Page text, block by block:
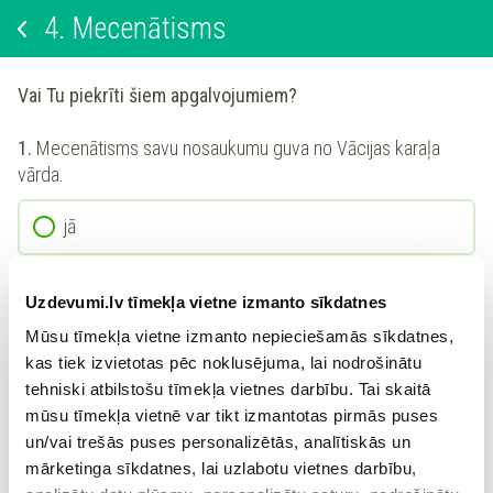
Uzdevumi.lv tīmekļa vietne izmanto sīkdatnes
Mūsu tīmekļa vietne izmanto nepieciešamās sīkdatnes,
kas tiek izvietotas pēc noklusējuma, lai nodrošinātu
tehniski atbilstošu tīmekļa vietnes darbību. Tai skaitā
mūsu tīmekļa vietnē var tikt izmantotas pirmās puses
un/vai trešās puses personalizētās, analītiskās un
mārketinga sīkdatnes, lai uzlabotu vietnes darbību,
4. Mecenātisms
Vai Tu piekrīti šiem apgalvojumiem?
1. Mecenātisms savu nosaukumu guva no Vācijas karaļa
vārda.
jā
2.Renesanses periodā Itālijā ar mecenātismu nodarbojās
tirgotājs un baņķieris Marko Malvaldi.
jā